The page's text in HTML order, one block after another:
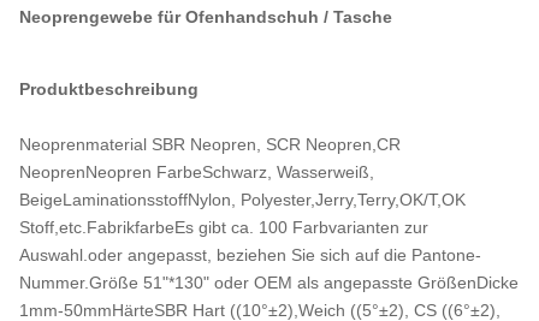
Neoprengewebe für Ofenhandschuh / Tasche
Produktbeschreibung
Neoprenmaterial SBR Neopren, SCR Neopren,CR
NeoprenNeopren FarbeSchwarz, Wasserweiß,
BeigeLaminationsstoffNylon, Polyester,Jerry,Terry,OK/T,OK
Stoff,etc.FabrikfarbeEs gibt ca. 100 Farbvarianten zur
Auswahl.oder angepasst, beziehen Sie sich auf die Pantone-
Nummer.Größe 51"*130" oder OEM als angepasste GrößenDicke
1mm-50mmHärteSBR Hart ((10°±2),Weich ((5°±2), CS ((6°±2),